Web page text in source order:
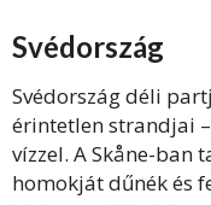
Svédország
Svédország déli
érintetlen strandjai
vízzel. A Skåne-ban
homokját dűnék és